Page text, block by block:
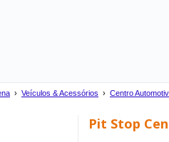
› Veículos & Acessórios › Centro
Pit Stop